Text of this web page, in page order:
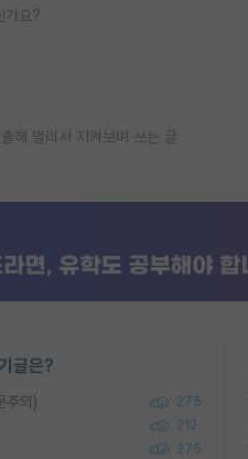
가요?
해 멀리서 지켜보며 쓰는 글
글은?
주의) 275
212
275